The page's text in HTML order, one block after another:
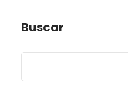
Buscar